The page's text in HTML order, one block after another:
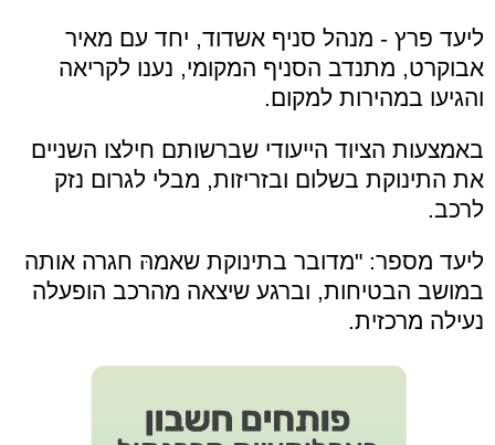
ליעד פרץ - מנהל סניף אשדוד, יחד עם מאיר
אבוקרט, מתנדב הסניף המקומי, נענו לקריאה
והגיעו במהירות למקום.
באמצעות הציוד הייעודי שברשותם חילצו השניים
את התינוקת בשלום ובזריזות, מבלי לגרום נזק
לרכב.
ליעד מספר: "מדובר בתינוקת שאמהּ חגרה אותה
במושב הבטיחות, וברגע שיצאה מהרכב הופעלה
נעילה מרכזית.